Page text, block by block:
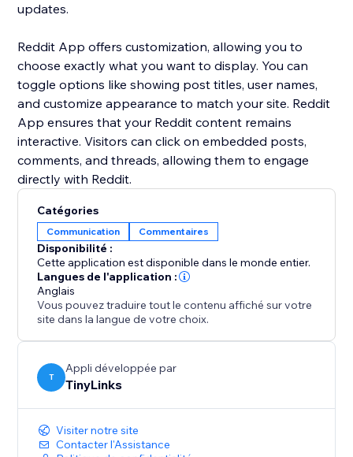
updates.
Reddit App offers customization, allowing you to
choose exactly what you want to display. You can
toggle options like showing post titles, user names,
and customize appearance to match your site. Reddit
App ensures that your Reddit content remains
interactive. Visitors can click on embedded posts,
comments, and threads, allowing them to engage
Catégories
Communication Commentaires
Disponibilité :
Cette application est disponible dans le monde entier.
Langues de l'application :
Anglais
Vous pouvez traduire tout le contenu affiché sur votre
site dans la langue de votre choix.
T
Appli développée par
TinyLinks
Visiter notre site
Contacter l'Assistance